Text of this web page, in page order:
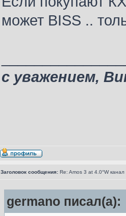
может BISS ..
с уважением,
Заголовок сообщения: Re: Amos 3 at 4.0°W канал
germano писал(а):